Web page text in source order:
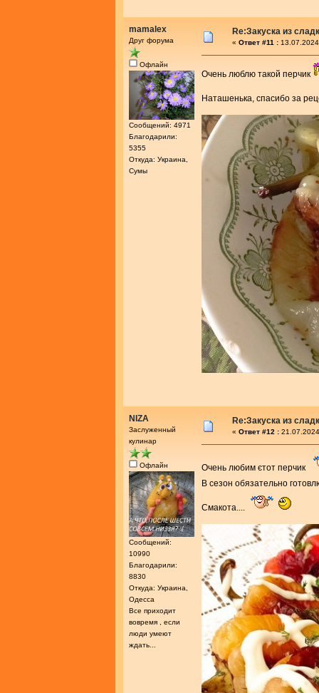
mamalex
Друг форума
Офлайн
Сообщений: 4971
Благодарили:
5355
Откуда: Украина,
Сумы
Re:Закуска из
« Ответ #11 :
Очень люблю такой перчик
Наташенька, спасибо за
NIZA
Заслуженный
кулинар
Офлайн
Сообщений:
10990
Благодарили:
8830
Откуда: Украина,
Одесса
Все приходит
вовремя , если
люди умеют
ждать...
Re:Закуска из
« Ответ #12 :
Очень любим єтот перчик
В сезон обязательно
Смакота....